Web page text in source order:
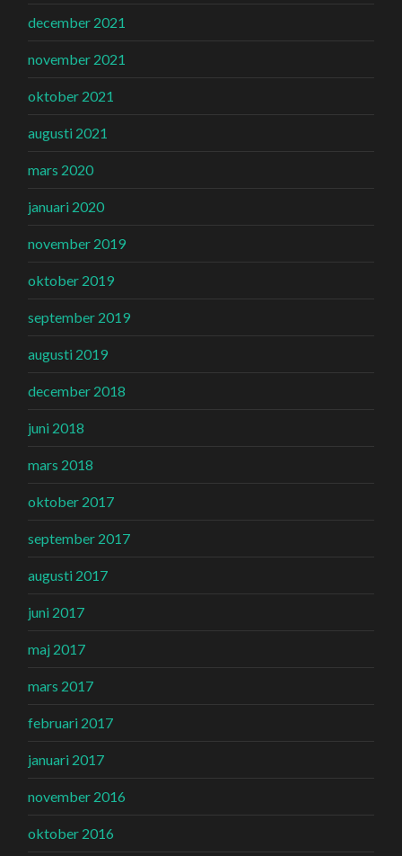
december 2021
november 2021
oktober 2021
augusti 2021
mars 2020
januari 2020
november 2019
oktober 2019
september 2019
augusti 2019
december 2018
juni 2018
mars 2018
oktober 2017
september 2017
augusti 2017
juni 2017
maj 2017
mars 2017
februari 2017
januari 2017
november 2016
oktober 2016